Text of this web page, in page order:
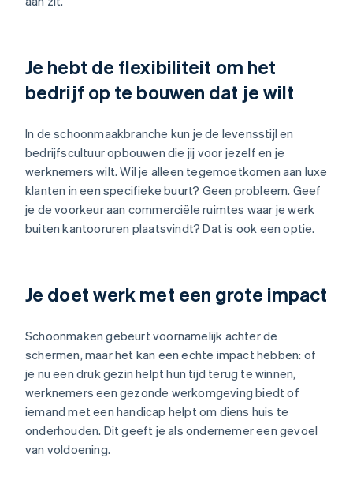
Je hebt de flexibiliteit om het
bedrijf op te bouwen dat je wilt
In de schoonmaakbranche kun je de levensstijl en
bedrijfscultuur opbouwen die jij voor jezelf en je
werknemers wilt. Wil je alleen tegemoetkomen aan luxe
klanten in een specifieke buurt? Geen probleem. Geef
je de voorkeur aan commerciële ruimtes waar je werk
buiten kantooruren plaatsvindt? Dat is ook een optie.
Je doet werk met een grote impact
Schoonmaken gebeurt voornamelijk achter de
schermen, maar het kan een echte impact hebben: of
je nu een druk gezin helpt hun tijd terug te winnen,
werknemers een gezonde werkomgeving biedt of
iemand met een handicap helpt om diens huis te
onderhouden. Dit geeft je als ondernemer een gevoel
van voldoening.